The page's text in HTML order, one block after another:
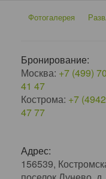
Фотогалерея
Бронирование:
Москва: +7 (499)
41 47
Кострома: +7
47 77
Адрес:
156539,